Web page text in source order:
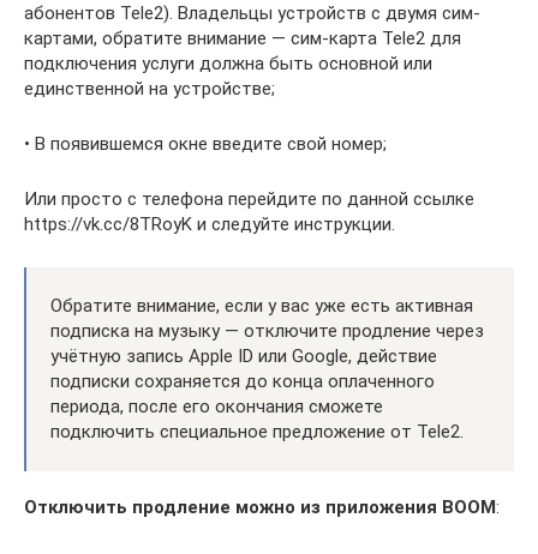
абонентов Tele2). Владельцы устройств с двумя сим-
картами, обратите внимание — сим-карта Tele2 для
подключения услуги должна быть основной или
единственной на устройстве;
• В появившемся окне введите свой номер;
Или просто с телефона перейдите по данной ссылке
https://vk.cc/8TRoyK и следуйте инструкции.
Обратите внимание, если у вас уже есть активная
подписка на музыку — отключите продление через
учётную запись Apple ID или Google, действие
подписки сохраняется до конца оплаченного
периода, после его окончания сможете
подключить специальное предложение от Tele2.
Отключить продление можно из приложения BOOM: